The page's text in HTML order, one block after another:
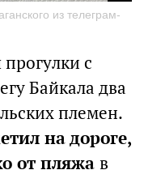
из телеграм-
с
Байкала два
племен.
на дороге,
от пляжа в